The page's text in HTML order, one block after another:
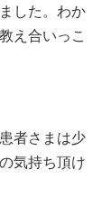
した。わか
え合いっこ
者さまは少
気持ち頂け